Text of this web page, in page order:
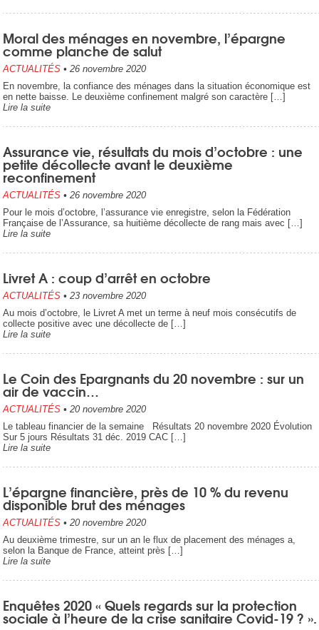
Moral des ménages en novembre, l’épargne
comme planche de salut
ACTUALITÉS • 26 novembre 2020
En novembre, la confiance des ménages dans la situation économique est
en nette baisse. Le deuxième confinement malgré son caractère […]
Lire la suite
Assurance vie, résultats du mois d’octobre : une
petite décollecte avant le deuxième
reconfinement
ACTUALITÉS • 26 novembre 2020
Pour le mois d’octobre, l’assurance vie enregistre, selon la Fédération
Française de l’Assurance, sa huitième décollecte de rang mais avec […]
Lire la suite
Livret A : coup d’arrêt en octobre
ACTUALITÉS • 23 novembre 2020
Au mois d’octobre, le Livret A met un terme à neuf mois consécutifs de
collecte positive avec une décollecte de […]
Lire la suite
Le Coin des Epargnants du 20 novembre : sur un
air de vaccin…
ACTUALITÉS • 20 novembre 2020
Le tableau financier de la semaine Résultats 20 novembre 2020 Évolution
Sur 5 jours Résultats 31 déc. 2019 CAC […]
Lire la suite
L’épargne financière, près de 10 % du revenu
disponible brut des ménages
ACTUALITÉS • 20 novembre 2020
Au deuxième trimestre, sur un an le flux de placement des ménages a,
selon la Banque de France, atteint près […]
Lire la suite
Enquêtes 2020 « Quels regards sur la protection
sociale à l’heure de la crise sanitaire Covid-19 ? ».